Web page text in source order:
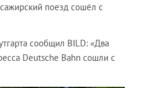
поезд сошёл с
сообщил BILD: «Два
Deutsche Bahn сошли с